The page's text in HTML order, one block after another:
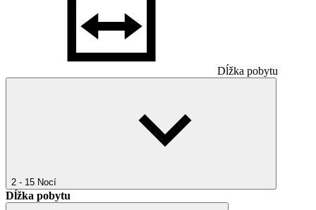
Dĺžka pobytu
2 - 15 Nocí
Dĺžka pobytu